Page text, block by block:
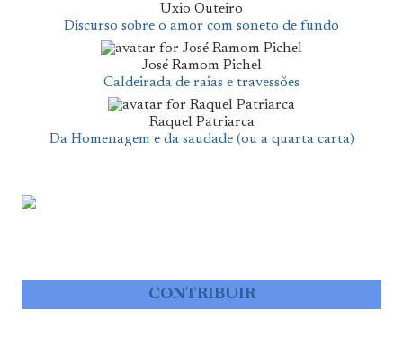
Uxio Outeiro
Discurso sobre o amor com soneto de fundo
José Ramom Pichel
Caldeirada de raias e travessões
Raquel Patriarca
Da Homenagem e da saudade (ou a quarta carta)
CONTRIBUIR